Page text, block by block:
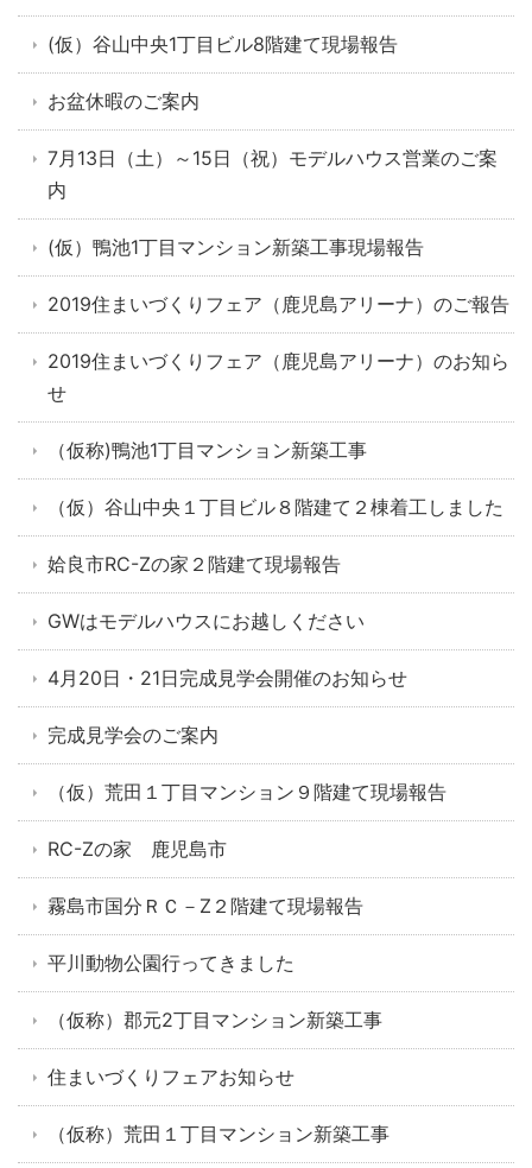
(仮）谷山中央1丁目ビル8階建て現場報告
お盆休暇のご案内
7月13日（土）～15日（祝）モデルハウス営業のご案
内
(仮）鴨池1丁目マンション新築工事現場報告
2019住まいづくりフェア（鹿児島アリーナ）のご報告
2019住まいづくりフェア（鹿児島アリーナ）のお知ら
せ
（仮称)鴨池1丁目マンション新築工事
（仮）谷山中央１丁目ビル８階建て２棟着工しました
姶良市RC-Zの家２階建て現場報告
GWはモデルハウスにお越しください
4月20日・21日完成見学会開催のお知らせ
完成見学会のご案内
（仮）荒田１丁目マンション９階建て現場報告
RC-Zの家 鹿児島市
霧島市国分ＲＣ－Z２階建て現場報告
平川動物公園行ってきました
（仮称）郡元2丁目マンション新築工事
住まいづくりフェアお知らせ
（仮称）荒田１丁目マンション新築工事